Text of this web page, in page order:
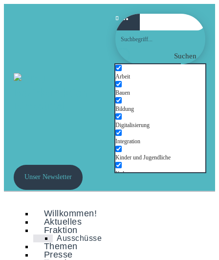
Suchen
Arbeit
Bauen
Bildung
Digitalisierung
Integration
Kinder und Jugendliche
Kultur
Mobilität
Unser Newsletter
Willkommen!
Aktuelles
Fraktion
Ausschüsse
Themen
Presse